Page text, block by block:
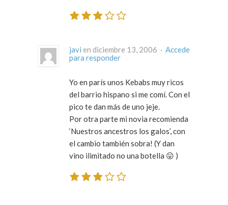
javi en diciembre 13, 2006 · Accede
para responder
Yo en parís unos Kebabs muy ricos
del barrio hispano si me comí. Con el
pico te dan más de uno jeje.
Por otra parte mi novia recomienda
‘Nuestros ancestros los galos’, con
el cambio también sobra! (Y dan
vino ilimitado no una botella 😛 )